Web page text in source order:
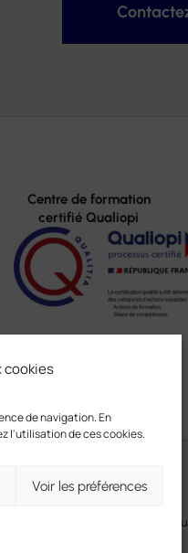
cookies
de navigation. En
l'utilisation de ces cookies.
Voir les préférences
Centre de formation
certifié Qualiopi
2026 -